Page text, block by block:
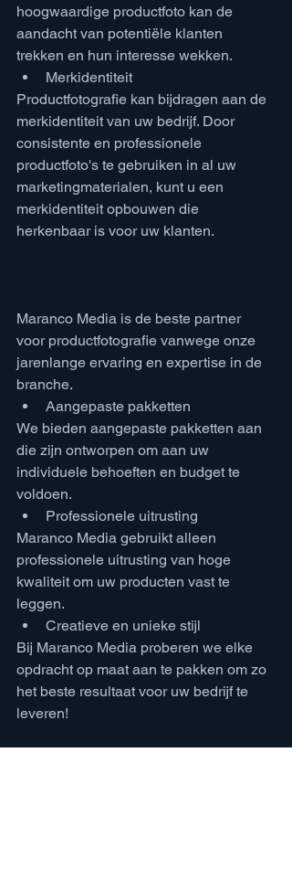
hoogwaardige productfoto kan de
aandacht van potentiële klanten
trekken en hun interesse wekken.
Merkidentiteit
Productfotografie kan bijdragen aan de
merkidentiteit van uw bedrijf. Door
consistente en professionele
productfoto's te gebruiken in al uw
marketingmaterialen, kunt u een
merkidentiteit opbouwen die
herkenbaar is voor uw klanten.
Maranco Media is de beste partner
voor productfotografie vanwege onze
jarenlange ervaring en expertise in de
branche.
Aangepaste pakketten
We bieden aangepaste pakketten aan
die zijn ontworpen om aan uw
individuele behoeften en budget te
voldoen.
Professionele uitrusting
Maranco Media gebruikt alleen
professionele uitrusting van hoge
kwaliteit om uw producten vast te
leggen.
Creatieve en unieke stijl
Bij Maranco Media proberen we elke
opdracht op maat aan te pakken om zo
het beste resultaat voor uw bedrijf te
leveren!